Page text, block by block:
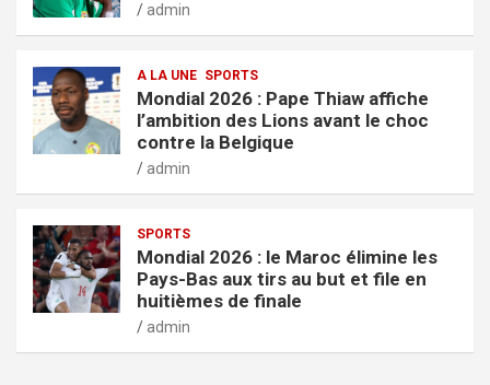
admin
A LA UNE SPORTS
Mondial 2026 : Pape Thiaw affiche
l’ambition des Lions avant le choc
contre la Belgique
admin
SPORTS
Mondial 2026 : le Maroc élimine les
Pays-Bas aux tirs au but et file en
huitièmes de finale
admin